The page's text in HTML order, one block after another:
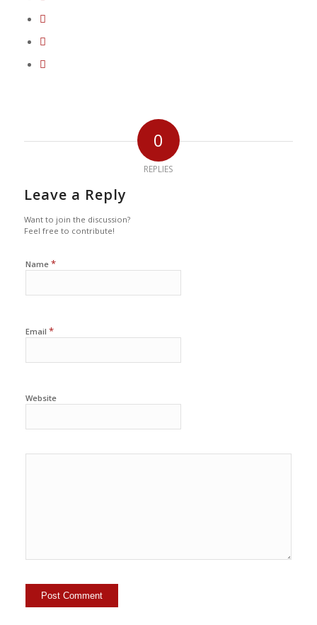
0
REPLIES
Leave a Reply
Want to join the discussion?
Feel free to contribute!
Name *
Email *
Website